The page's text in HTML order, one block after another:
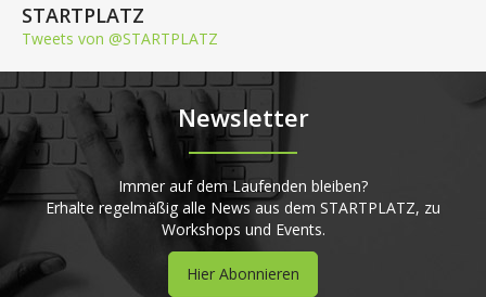
STARTPLATZ
Tweets von @STARTPLATZ
Newsletter
Immer auf dem Laufenden bleiben?
Erhalte regelmäßig alle News aus dem STARTPLATZ, zu
Workshops und Events.
Hier Abonnieren